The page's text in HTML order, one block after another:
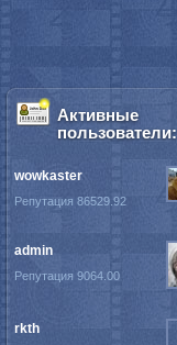
Активные
пользователи:
wowkaster
Репутация 86529.92
admin
Репутация 9064.00
rkth